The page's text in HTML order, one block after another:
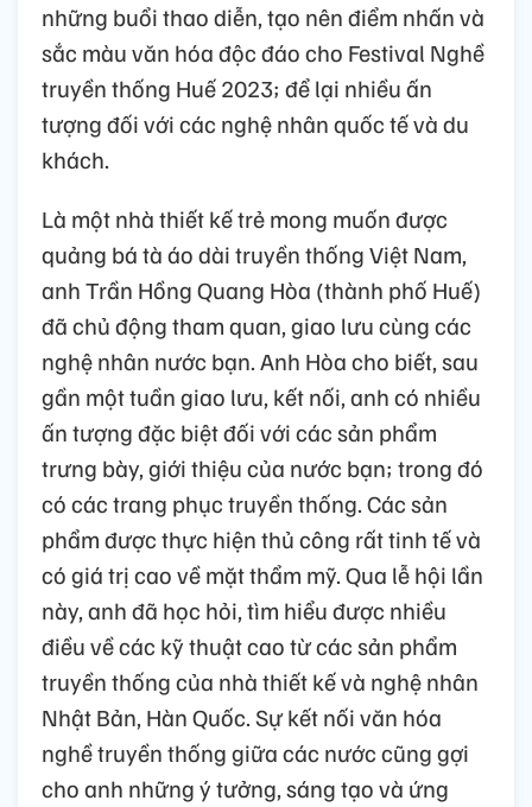
những buổi thao diễn, tạo nên điểm nhấn và
sắc màu văn hóa độc đáo cho Festival Nghề
truyền thống Huế 2023; để lại nhiều ấn
tượng đối với các nghệ nhân quốc tế và du
khách.
Là một nhà thiết kế trẻ mong muốn được
quảng bá tà áo dài truyền thống Việt Nam,
anh Trần Hồng Quang Hòa (thành phố Huế)
đã chủ động tham quan, giao lưu cùng các
nghệ nhân nước bạn. Anh Hòa cho biết, sau
gần một tuần giao lưu, kết nối, anh có nhiều
ấn tượng đặc biệt đối với các sản phẩm
trưng bày, giới thiệu của nước bạn; trong đó
có các trang phục truyền thống. Các sản
phẩm được thực hiện thủ công rất tinh tế và
có giá trị cao về mặt thẩm mỹ. Qua lễ hội lần
này, anh đã học hỏi, tìm hiểu được nhiều
điều về các kỹ thuật cao từ các sản phẩm
truyền thống của nhà thiết kế và nghệ nhân
Nhật Bản, Hàn Quốc. Sự kết nối văn hóa
nghề truyền thống giữa các nước cũng gợi
cho anh những ý tưởng, sáng tạo và ứng